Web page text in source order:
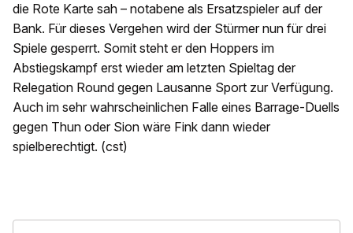
die Rote Karte sah – notabene als Ersatzspieler auf der
Bank. Für dieses Vergehen wird der Stürmer nun für drei
Spiele gesperrt. Somit steht er den Hoppers im
Abstiegskampf erst wieder am letzten Spieltag der
Relegation Round gegen Lausanne Sport zur Verfügung.
Auch im sehr wahrscheinlichen Falle eines Barrage-Duells
gegen Thun oder Sion wäre Fink dann wieder
spielberechtigt. (cst)